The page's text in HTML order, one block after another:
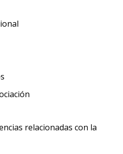
relacionadas con la